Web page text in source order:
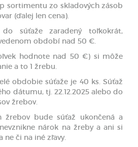
sortimentu zo skladových zásob
(ďalej len cena).
súťaže zaradený toľkokrát,
období nad 50 €.
hodnote nad 50 €) si môže
a to 1 žrebu.
obdobie súťaže je 40 ks. Súťaž
dátumu, tj. 22.12.2025 alebo do
žrebov.
žrebov bude súťaž ukončená a
nárok na žreby a ani si
ne či na iné zľavy.